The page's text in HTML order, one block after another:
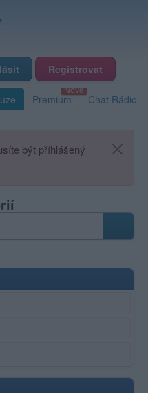
Registrovat
Premium Chat Rádio
být příhlášený